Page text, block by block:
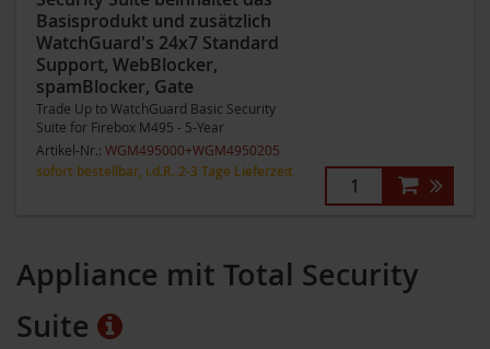
Basisprodukt und zusätzlich
WatchGuard's 24x7 Standard
Support, WebBlocker,
spamBlocker, Gate
Trade Up to WatchGuard Basic Security
Suite for Firebox M495 - 5-Year
Artikel-Nr.: WGM495000+WGM4950205
sofort bestellbar, i.d.R. 2-3 Tage Lieferzeit
Appliance mit Total Security
Suite